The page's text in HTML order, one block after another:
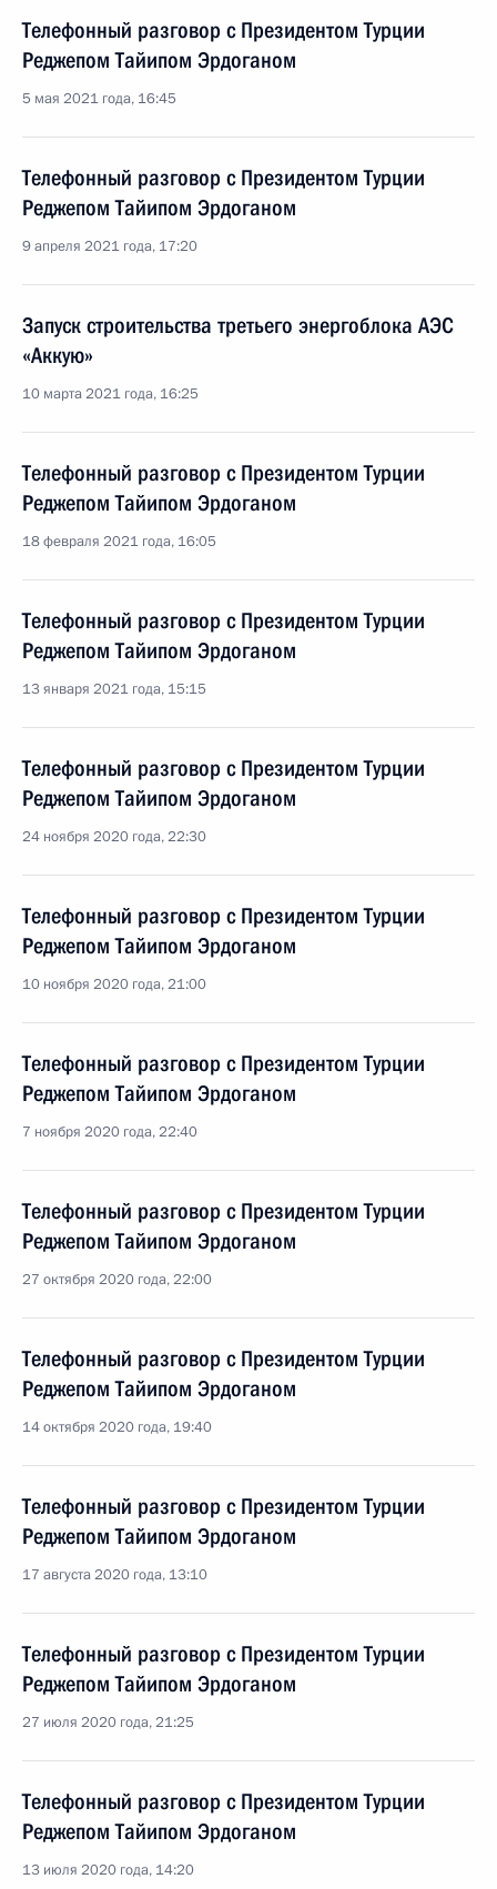
Телефонный разговор с Президентом Турции
Реджепом Тайипом Эрдоганом
5 мая 2021 года, 16:45
Телефонный разговор с Президентом Турции
Реджепом Тайипом Эрдоганом
9 апреля 2021 года, 17:20
Запуск строительства третьего энергоблока АЭС
«Аккую»
10 марта 2021 года, 16:25
Телефонный разговор с Президентом Турции
Реджепом Тайипом Эрдоганом
18 февраля 2021 года, 16:05
Телефонный разговор с Президентом Турции
Реджепом Тайипом Эрдоганом
13 января 2021 года, 15:15
Телефонный разговор с Президентом Турции
Реджепом Тайипом Эрдоганом
24 ноября 2020 года, 22:30
Телефонный разговор с Президентом Турции
Реджепом Тайипом Эрдоганом
10 ноября 2020 года, 21:00
Телефонный разговор с Президентом Турции
Реджепом Тайипом Эрдоганом
7 ноября 2020 года, 22:40
Телефонный разговор с Президентом Турции
Реджепом Тайипом Эрдоганом
27 октября 2020 года, 22:00
Телефонный разговор с Президентом Турции
Реджепом Тайипом Эрдоганом
14 октября 2020 года, 19:40
Телефонный разговор с Президентом Турции
Реджепом Тайипом Эрдоганом
17 августа 2020 года, 13:10
Телефонный разговор с Президентом Турции
Реджепом Тайипом Эрдоганом
27 июля 2020 года, 21:25
Телефонный разговор с Президентом Турции
Реджепом Тайипом Эрдоганом
13 июля 2020 года, 14:20